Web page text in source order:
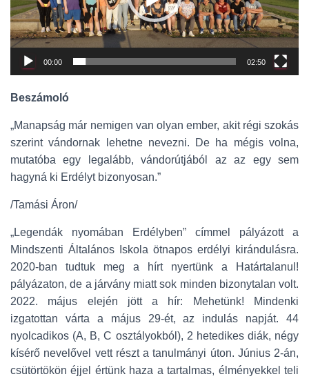
Á
S
A
00:00 02:50
Beszámoló
„Manapság már nemigen van olyan ember, akit régi szokás
szerint vándornak lehetne nevezni. De ha mégis volna,
mutatóba egy legalább, vándorútjából az az egy sem
hagyná ki Erdélyt bizonyosan.”
/Tamási Áron/
„Legendák nyomában Erdélyben” címmel pályázott a
Mindszenti Általános Iskola ötnapos erdélyi kirándulásra.
2020-ban tudtuk meg a hírt nyertünk a Határtalanul!
pályázaton, de a járvány miatt sok minden bizonytalan volt.
2022. május elején jött a hír: Mehetünk! Mindenki
izgatottan várta a május 29-ét, az indulás napját. 44
nyolcadikos (A, B, C osztályokból), 2 hetedikes diák, négy
kísérő nevelővel vett részt a tanulmányi úton. Június 2-án,
csütörtökön éjjel értünk haza a tartalmas, élményekkel teli